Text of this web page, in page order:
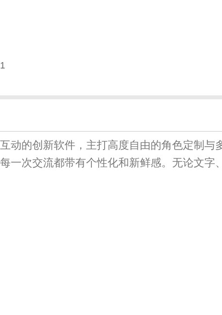
动的创新软件，主打高度自由的角色定制与
一次交流都带有个性化和新鲜感。无论文